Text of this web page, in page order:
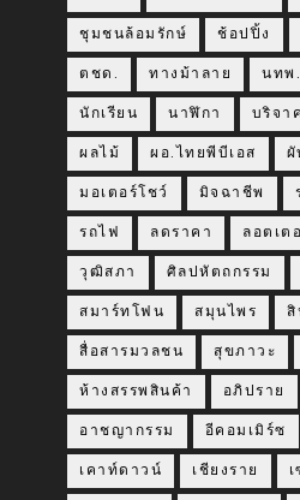
ชุมชนล้อมรักษ์ ช้อปปิ้ง
ตชด. ทางม้าลาย นทพ.
นักเรียน นาฬิกา บริจาค
ผลไม้ ผอ.ไทยพีบีเอส ผั
มอเตอร์โชว์ มิจฉาชีพ
รถไฟ ลดราคา ลอตเต
วุฒิสภา ศิลปหัตถกรรม
สมาร์ทโฟน สมุนไพร
สื่อสารมวลชน สุขภาวะ
ห้างสรรพสินค้า อภิปราย
อาชญากรรม อีคอมเมิร์ซ
เคาท์ดาวน์ เชียงราย